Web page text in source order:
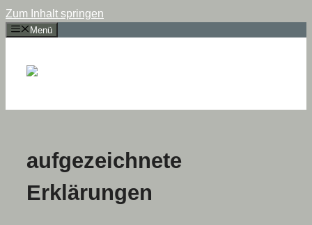
Zum Inhalt springen
Menü
aufgezeichnete
Erklärungen